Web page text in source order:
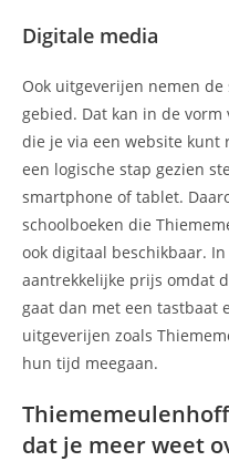
Digitale media
Ook uitgeverijen nemen
gebied. Dat kan in de vorm
die je via een website kunt
een logische stap gezien
smartphone of tablet.
schoolboeken die
ook digitaal beschikbaar.
aantrekkelijke prijs omdat
gaat dan met een tastbaat
uitgeverijen zoals
hun tijd meegaan.
dat je meer weet